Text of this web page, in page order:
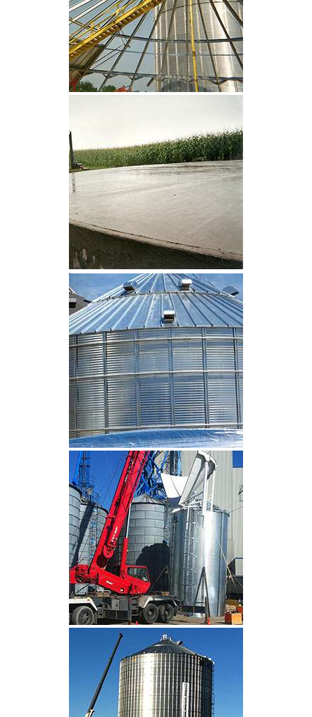
CLIQUEZ POUR AGRANDIR
CLIQUEZ POUR AGRANDIR
CLIQUEZ POUR AGRANDIR
CLIQUEZ POUR AGRANDIR